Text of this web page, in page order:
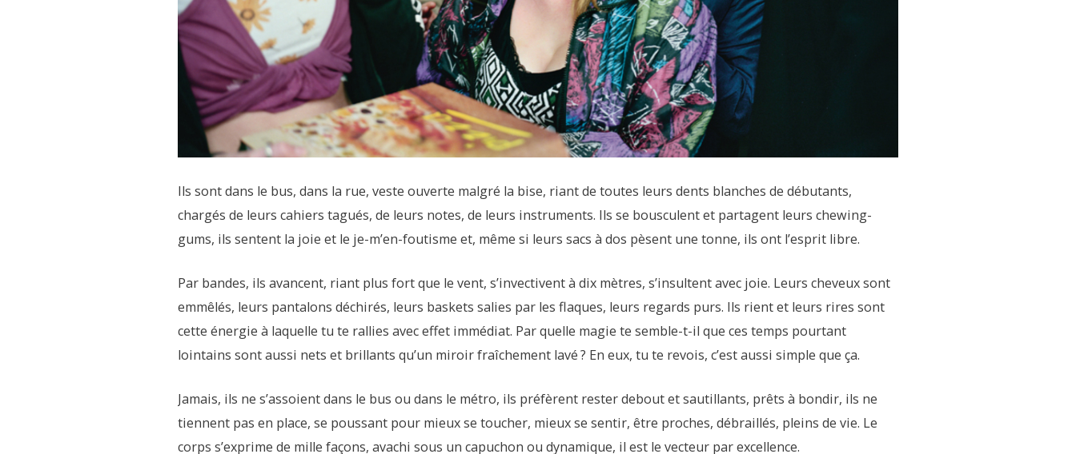
Ils sont dans le bus, dans la rue, veste ouverte malgré la bise, riant de toutes leurs dents blanches de débutants,
chargés de leurs cahiers tagués, de leurs notes, de leurs instruments. Ils se bousculent et partagent leurs chewing-
gums, ils sentent la joie et le je-m’en-foutisme et, même si leurs sacs à dos pèsent une tonne, ils ont l’esprit libre.
Par bandes, ils avancent, riant plus fort que le vent, s’invectivent à dix mètres, s’insultent avec joie. Leurs cheveux sont
emmêlés, leurs pantalons déchirés, leurs baskets salies par les flaques, leurs regards purs. Ils rient et leurs rires sont
cette énergie à laquelle tu te rallies avec effet immédiat. Par quelle magie te semble-t-il que ces temps pourtant
lointains sont aussi nets et brillants qu’un miroir fraîchement lavé ? En eux, tu te revois, c’est aussi simple que ça.
Jamais, ils ne s’assoient dans le bus ou dans le métro, ils préfèrent rester debout et sautillants, prêts à bondir, ils ne
tiennent pas en place, se poussant pour mieux se toucher, mieux se sentir, être proches, débraillés, pleins de vie. Le
corps s’exprime de mille façons, avachi sous un capuchon ou dynamique, il est le vecteur par excellence.